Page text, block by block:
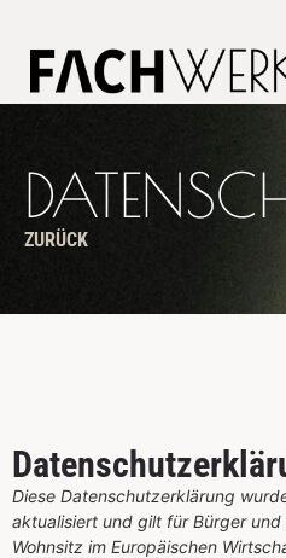
ZURÜCK
Diese Datenschutzerklärung
aktualisiert und gilt für Bürger
Wohnsitz im Europäischen